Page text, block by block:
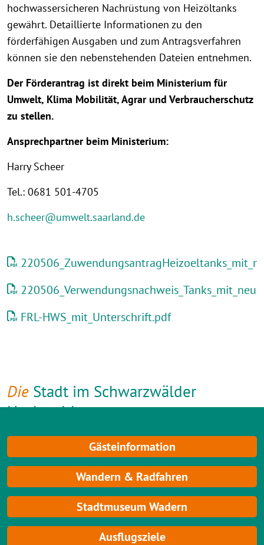
hochwassersicheren Nachrüstung von Heizöltanks
gewährt. Detaillierte Informationen zu den
förderfähigen Ausgaben und zum Antragsverfahren
können sie den nebenstehenden Dateien entnehmen.
Der Förderantrag ist direkt beim Ministerium für
Umwelt, Klima Mobilität, Agrar und Verbraucherschutz
zu stellen.
Ansprechpartner beim Ministerium:
Harry Scheer
Tel.: 0681 501-4705
h.scheer@umwelt.saarland.de
FRL-HWS_mit_Unterschrift.pdf
Die Stadt im Schwarzwälder
Hochwald
Gästeinformation
Wandern & Radfahren
Stadtmuseum Wadern
Ausflugsziele